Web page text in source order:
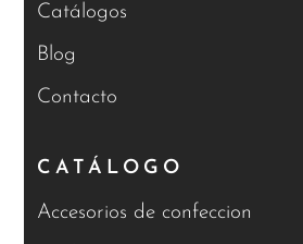
Catálogos
Blog
Contacto
CATÁLOGO
Accesorios de confeccion